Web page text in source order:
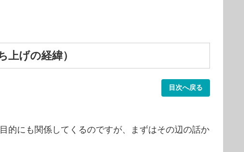
げの経緯）
目次へ戻る
的にも関係してくるのですが、まずはその辺の話か